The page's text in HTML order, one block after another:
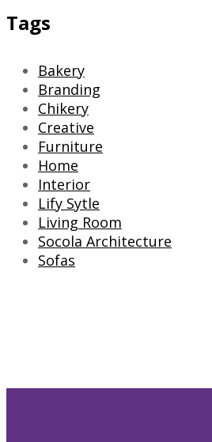
Tags
Bakery
Branding
Chikery
Creative
Furniture
Home
Interior
Lify Sytle
Living Room
Socola Architecture
Sofas